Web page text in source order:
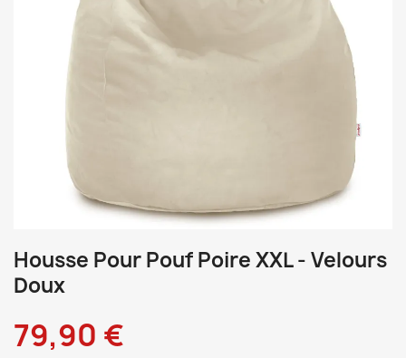
Housse Pour Pouf Poire XXL - Velours
Doux
79,90 €